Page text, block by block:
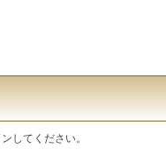
してください。